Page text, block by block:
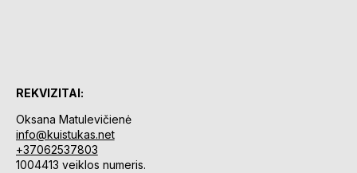
REKVIZITAI:
Oksana Matulevičienė
info@kuistukas.net
+37062537803
1004413 veiklos numeris.